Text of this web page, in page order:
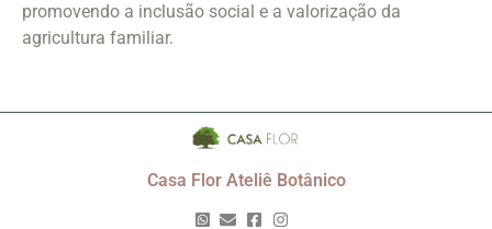
promovendo a inclusão social e a valorização da
agricultura familiar.
Casa Flor Ateliê Botânico